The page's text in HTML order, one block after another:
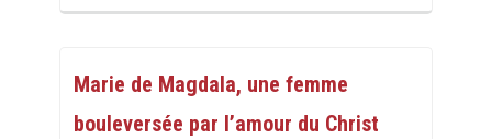
Marie de Magdala, une femme
bouleversée par l’amour du Christ